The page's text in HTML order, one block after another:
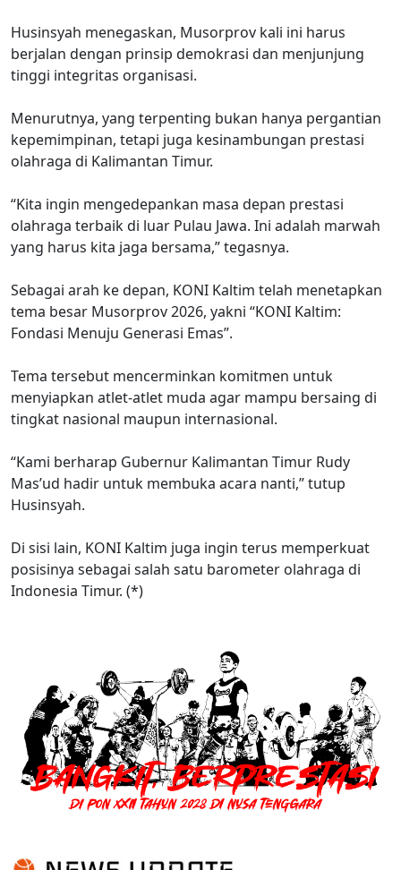
Husinsyah menegaskan, Musorprov kali ini harus
berjalan dengan prinsip demokrasi dan menjunjung
tinggi integritas organisasi.
Menurutnya, yang terpenting bukan hanya pergantian
kepemimpinan, tetapi juga kesinambungan prestasi
olahraga di Kalimantan Timur.
“Kita ingin mengedepankan masa depan prestasi
olahraga terbaik di luar Pulau Jawa. Ini adalah marwah
yang harus kita jaga bersama,” tegasnya.
Sebagai arah ke depan, KONI Kaltim telah menetapkan
tema besar Musorprov 2026, yakni “KONI Kaltim:
Fondasi Menuju Generasi Emas”.
Tema tersebut mencerminkan komitmen untuk
menyiapkan atlet-atlet muda agar mampu bersaing di
tingkat nasional maupun internasional.
“Kami berharap Gubernur Kalimantan Timur Rudy
Mas’ud hadir untuk membuka acara nanti,” tutup
Husinsyah.
Di sisi lain, KONI Kaltim juga ingin terus memperkuat
posisinya sebagai salah satu barometer olahraga di
Indonesia Timur. (*)